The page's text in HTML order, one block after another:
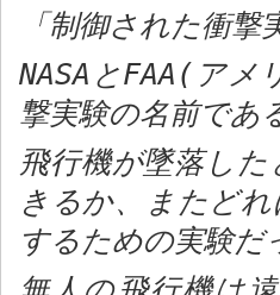
「制御された衝撃
NASA とFAA( アメ
撃実験の名前であ
飛行機が墜落し
きるか、またど
するための実験だ